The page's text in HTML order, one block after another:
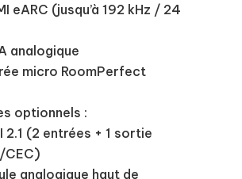
eARC (jusqu’à 192 kHz / 24
analogique
micro RoomPerfect
optionnels :
2.1 (2 entrées + 1 sortie
CEC)
analogique haut de